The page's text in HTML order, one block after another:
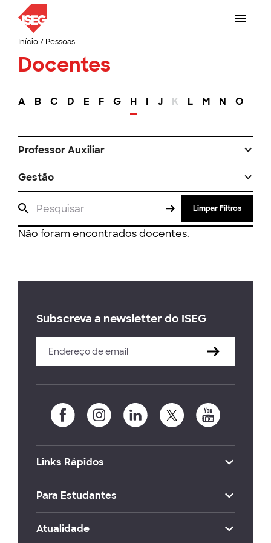
Início/ Pessoas
Docentes
A B C D E F G H I J K L M N O
Professor Auxiliar
Gestão
Limpar Filtros
Não foram encontrados docentes.
Subscreva a newsletter do ISEG
Links Rápidos
Para Estudantes
Atualidade